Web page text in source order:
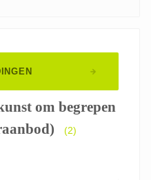
om begrepen
(2)